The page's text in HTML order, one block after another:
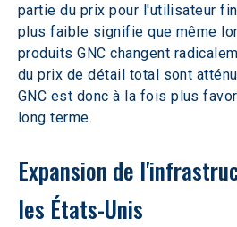
partie du prix pour l'utilisateur
plus faible signifie que même
produits GNC changent
du prix de détail total sont
GNC est donc à la fois plus
long terme.
Expansion de
les États-Unis